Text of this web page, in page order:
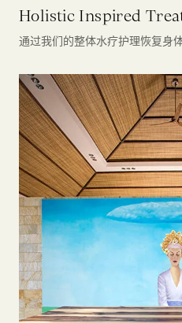
Holistic Inspired
通过我们的整体水疗护理恢复身